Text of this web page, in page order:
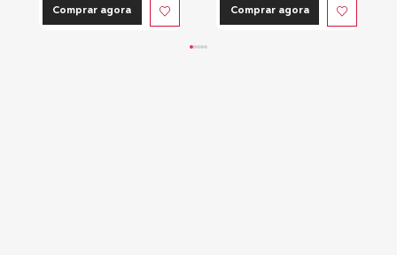
Comprar agora Comprar agora